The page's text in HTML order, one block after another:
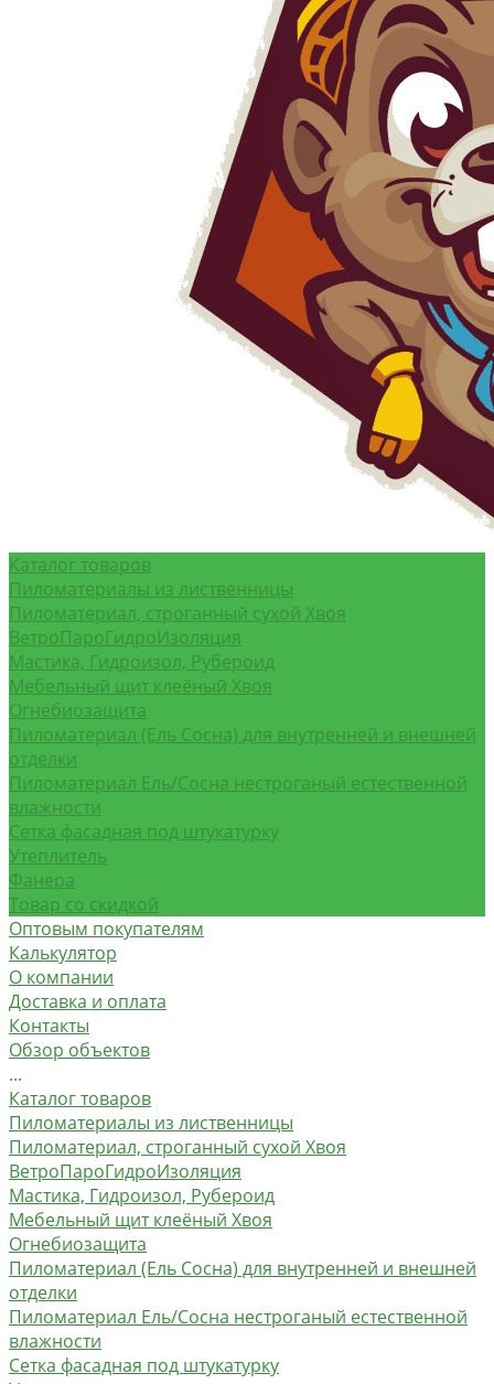
Каталог товаров
Пиломатериалы из лиственницы
Пиломатериал, строганный сухой Хвоя
ВетроПароГидроИзоляция
Мастика, Гидроизол, Рубероид
Мебельный щит клеёный Хвоя
Огнебиозащита
Пиломатериал (Ель Сосна) для внутренней и внешней
отделки
Пиломатериал Ель/Сосна нестроганый естественной
влажности
Сетка фасадная под штукатурку
Утеплитель
Фанера
Товар со скидкой
Оптовым покупателям
Калькулятор
О компании
Доставка и оплата
Контакты
Обзор объектов
...
Каталог товаров
Пиломатериалы из лиственницы
Пиломатериал, строганный сухой Хвоя
ВетроПароГидроИзоляция
Мастика, Гидроизол, Рубероид
Мебельный щит клеёный Хвоя
Огнебиозащита
Пиломатериал (Ель Сосна) для внутренней и внешней
отделки
Пиломатериал Ель/Сосна нестроганый естественной
влажности
Сетка фасадная под штукатурку